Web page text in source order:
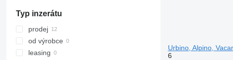
Typ inzerátu
prodej
od výrobce
leasing
Urbino, Alpino,
6